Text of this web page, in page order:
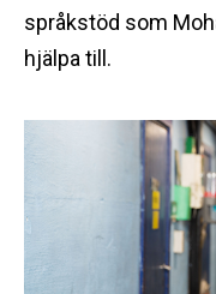
språkstöd som
hjälpa till.